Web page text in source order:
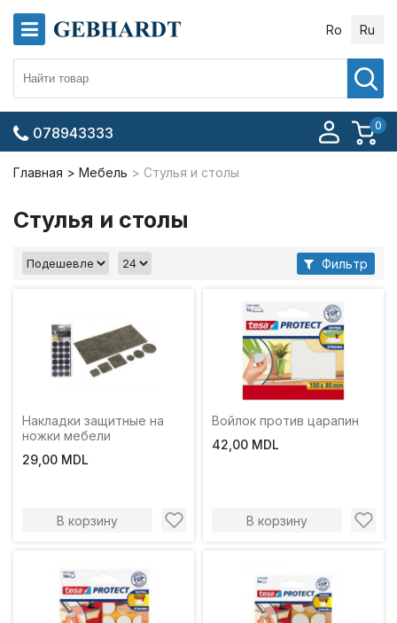
Ro Ru
0
078943333
Главная Мебель Стулья и столы
Стулья и столы
Фильтр
Накладки защитные на
ножки мебели
29,00 MDL
В корзину
Войлок против царапин
42,00 MDL
В корзину